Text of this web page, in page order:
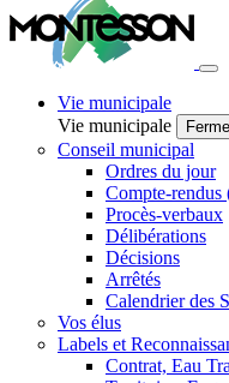
recherche
Vie municipale
Vie municipale
Conseil municipal
Ordres du jour
Compte-rendus
Procès-verbaux
Délibérations
Décisions
Arrêtés
Calendrier des
Vos élus
Labels et
Contrat, Eau